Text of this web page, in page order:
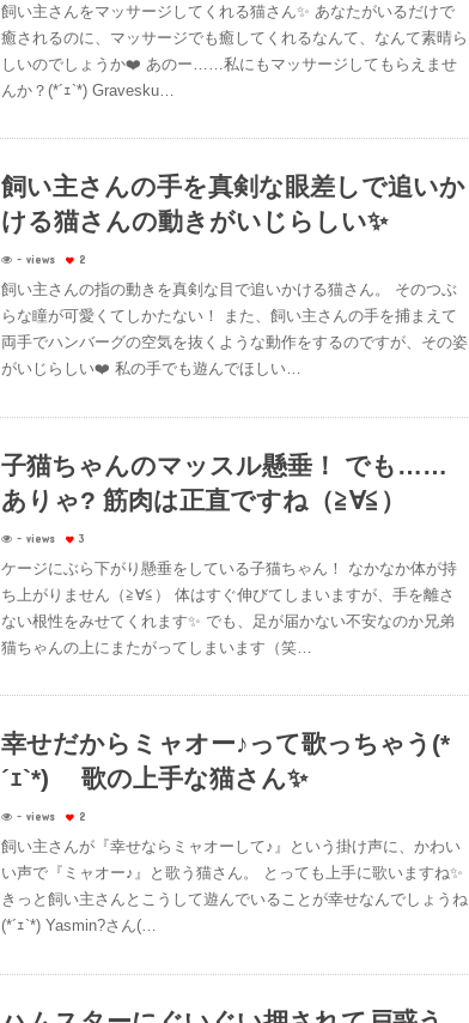
飼い主さんをマッサージしてくれる猫さん✨ あなたがいるだけで
癒されるのに、マッサージでも癒してくれるなんて、なんて素晴ら
しいのでしょうか❤️ あのー……私にもマッサージしてもらえませ
んか？(*´ｪ`*) Gravesku…
飼い主さんの手を真剣な眼差しで追いか
ける猫さんの動きがいじらしい✨
- views 2
飼い主さんの指の動きを真剣な目で追いかける猫さん。 そのつぶ
らな瞳が可愛くてしかたない！ また、飼い主さんの手を捕まえて
両手でハンバーグの空気を抜くような動作をするのですが、その姿
がいじらしい❤️ 私の手でも遊んでほしい…
子猫ちゃんのマッスル懸垂！ でも……
ありゃ? 筋肉は正直ですね（≧∀≦）
- views 3
ケージにぶら下がり懸垂をしている子猫ちゃん！ なかなか体が持
ち上がりません（≧∀≦） 体はすぐ伸びてしまいますが、手を離さ
ない根性をみせてくれます✨ でも、足が届かない不安なのか兄弟
猫ちゃんの上にまたがってしまいます（笑…
幸せだからミャオー♪って歌っちゃう(*
´ｪ`*) 歌の上手な猫さん✨
- views 2
飼い主さんが『幸せならミャオーして♪』という掛け声に、かわい
い声で『ミャオー♪』と歌う猫さん。 とっても上手に歌いますね✨
きっと飼い主さんとこうして遊んでいることが幸せなんでしょうね
(*´ｪ`*) Yasmin?さん(…